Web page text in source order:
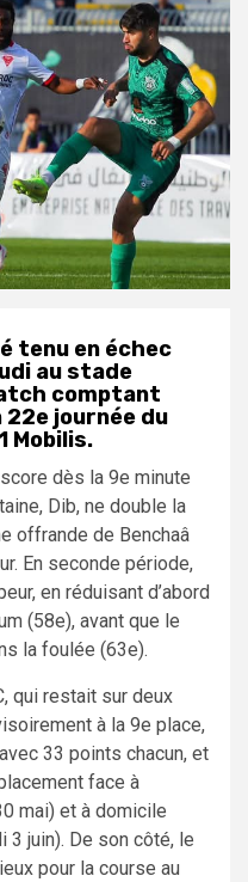
tenu en échec
au stade
comptant
22e journée du
Mobilis.
dès la 9e minute
Dib, ne double la
offrande de Benchaâ
En seconde période,
en réduisant d’abord
(58e), avant que le
la foulée (63e).
qui restait sur deux
à la 9e place,
33 points chacun, et
face à
mai) et à domicile
3 juin). De son côté, le
pour la course au